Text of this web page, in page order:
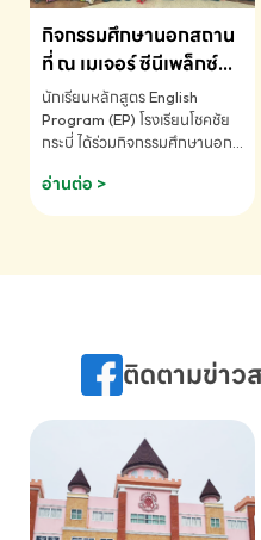
กิจกรรมศึกษานอกสถาน
ที่ ณ เมเจอร์ ซีนีเพล็กซ์
ระดับประถมศึกษา (EP.1-
6)
นักเรียนหลักสูตร English
Program (EP) โรงเรียนโชคชัย
กระบี่ ได้ร่วมกิจกรรมศึกษานอก
ชมภาพยนตร์ Toy Story 5
(Soundtrack)เพื่อเสริมทักษะ
ภาษา ผ่านประสบการณ์การเรียนรู้
075-691910
อ่านต่อ >
ติดตามข่าว